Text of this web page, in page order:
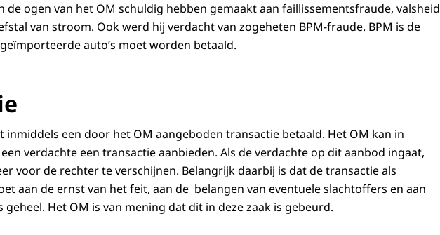
de ogen van het OM schuldig hebben gemaakt aan faillissementsfraude, valsheid
van stroom. Ook werd hij verdacht van zogeheten BPM-fraude. BPM is de
auto’s moet worden betaald.
inmiddels een door het OM aangeboden transactie betaald. Het OM kan in
verdachte een transactie aanbieden. Als de verdachte op dit aanbod ingaat,
voor de rechter te verschijnen. Belangrijk daarbij is dat de transactie als
aan de ernst van het feit, aan de belangen van eventuele slachtoffers en aan
geheel. Het OM is van mening dat dit in deze zaak is gebeurd.